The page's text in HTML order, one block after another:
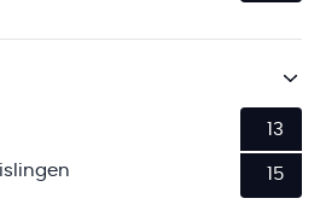
13
15